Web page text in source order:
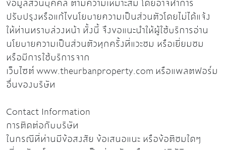
ข้อมูลส่วนบุคคล ตามความเหมาะสม โดยอาจทำการ
ปรับปรุงหรือแก้ไขนโยบายความเป็นส่วนตัวโดยไม่ได้แจ้ง
ให้ท่านทราบล่วงหน้า ทั้งนี้ จึงขอแนะนำให้ผู้ใช้บริการอ่าน
นโยบายความเป็นส่วนตัวทุกครั้งที่แวะชม หรือเยี่ยมชม
หรือมีการใช้บริการจาก
เว็บไซต์ www.theurbanproperty.com หรือแพลตฟอร์ม
อื่นของบริษัท
Contact Information
การติดต่อกับบริษัท
ในกรณีที่ท่านมีข้อสงสัย ข้อเสนอแนะ หรือข้อติชมใดๆ